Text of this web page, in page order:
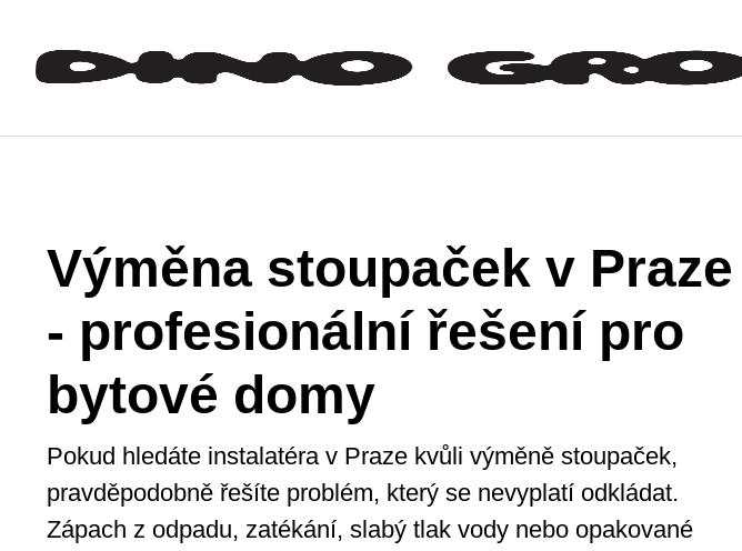
Výměna stoupaček v Praze
- profesionální řešení pro
bytové domy
Pokud hledáte instalatéra v Praze kvůli výměně stoupaček,
pravděpodobně řešíte problém, který se nevyplatí odkládat.
Zápach z odpadu, zatékání, slabý tlak vody nebo opakované